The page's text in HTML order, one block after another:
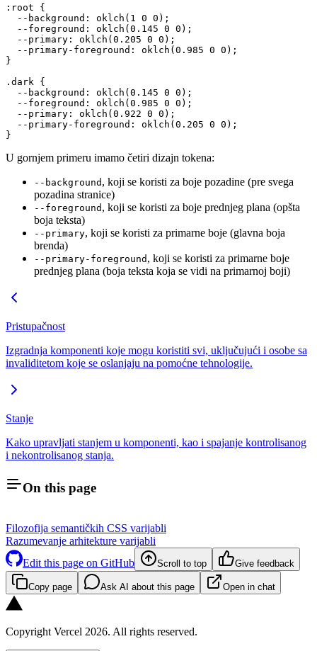
:root {
  --background
: oklch ( 1 0 0 );
  --foreground
: oklch ( 0.145 0 0 );
  --primary
: oklch ( 0.205 0 0 );
  --primary-foreground
: oklch ( 0.985 0 0 );
}
.dark {
  --background
: oklch ( 0.145 0 0 );
  --foreground
: oklch ( 0.985 0 0 );
  --primary
: oklch ( 0.922 0 0 );
  --primary-foreground
: oklch ( 0.205 0 0 );
}
U gornjem primeru imamo četiri dizajn tokena:
--background , koji se koristi za boje pozadine (pre svega
pozadina stranice)
--foreground , koji se koristi za boje prednjeg plana (opšta
boja teksta)
--primary, koji se koristi za primarne boje (glavna boja
brenda)
--primary-foreground , koji se koristi za primarne boje
prednjeg plana (boja teksta koja se vidi na primarnoj boji)
Pristupačnost
Izgradnja komponenti koje mogu koristiti svi, uključujući i osobe sa
invaliditetom koje se oslanjaju na pomoćne tehnologije.
Stanje
Kako upravljati stanjem u komponenti, kao i spajanje kontrolisanog
i nekontrolisanog stanja.
On this page
Filozofija semantičkih CSS varijabli
Razumevanje arhitekture varijabli
Edit this page on GitHub
Scroll to top Give feedback
Copy page Ask AI about this page Open in chat
Copyright Vercel 2026. All rights reserved.